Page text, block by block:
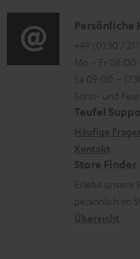
n
m
V
e
r
s
n
d
e
n
z
u
r
a
r
a
g
e
r
ä
t
ü
c
i
o
-
L
e
k
o
K
o
n
t
a
d
a
Persönliche
+49 (0) 30 /
Mo – Fr 08:00
Sa 09:00 –
Sonn- und
Teufel
Store Finder
Erlebe unsere
persönlich im